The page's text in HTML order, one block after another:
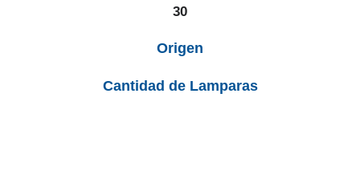
30
Origen
Cantidad de Lamparas